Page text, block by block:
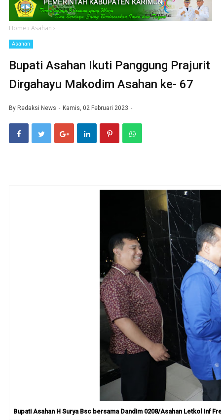
Home › Asahan ›
Asahan
Bupati Asahan Ikuti Panggung Prajurit
Dirgahayu Makodim Asahan ke- 67
By Redaksi News Kamis, 02 Februari 2023
Bupati Asahan H Surya Bsc bersama Dandim 0208/Asahan Letkol Inf